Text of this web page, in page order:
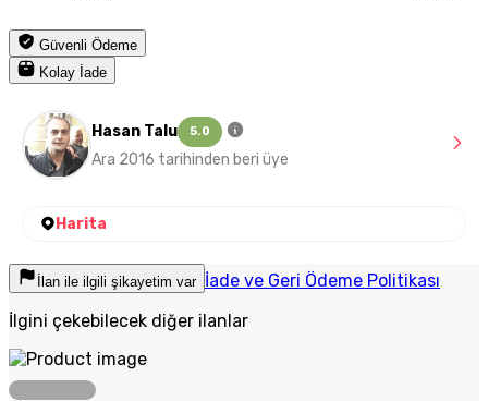
Güvenli Ödeme
Kolay İade
Hasan Talu 5.0
Ara 2016 tarihinden beri üye
Harita
İlan ile ilgili şikayetim var İade ve Geri Ödeme Politikası
İlgini çekebilecek diğer ilanlar